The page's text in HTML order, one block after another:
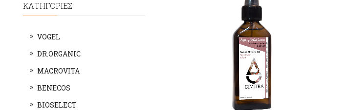
ΚΑΤΗΓΟΡΙΕΣ
VOGEL
DR.ORGANIC
MACROVITA
BENECOS
BIOSELECT